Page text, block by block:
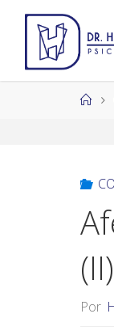
Saltar
contenido
(II)
Por